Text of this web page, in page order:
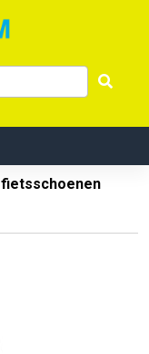
fietsschoenen